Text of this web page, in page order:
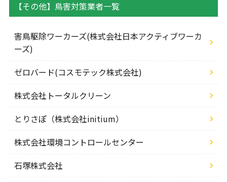
【その他】鳥害対策業者一覧
害鳥駆除ワーカーズ(株式会社日本アクティブワーカ
ーズ)
ゼロバード(コスモテック株式会社)
株式会社トータルクリーン
とりさぽ（株式会社initium）
株式会社環境コントロールセンター
石塚株式会社